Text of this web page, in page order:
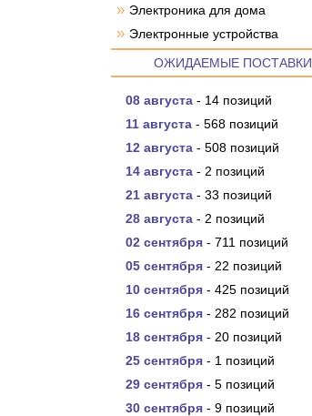
» Электроника для дома
» Электронные устройства
ОЖИДАЕМЫЕ ПОСТАВКИ
08 августа - 14 позиций
11 августа - 568 позиций
12 августа - 508 позиций
14 августа - 2 позиций
21 августа - 33 позиций
28 августа - 2 позиций
02 сентября - 711 позиций
05 сентября - 22 позиций
10 сентября - 425 позиций
16 сентября - 282 позиций
18 сентября - 20 позиций
25 сентября - 1 позиций
29 сентября - 5 позиций
30 сентября - 9 позиций